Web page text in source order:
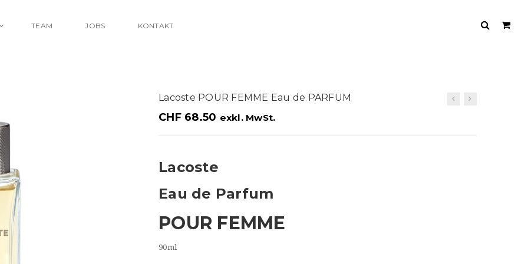
TEAM JOBS KONTAKT
Lacoste POUR FEMME Eau de PARFUM
CHF68.50 exkl. MwSt.
Lacoste
Eau de Parfum
POUR FEMME
90ml